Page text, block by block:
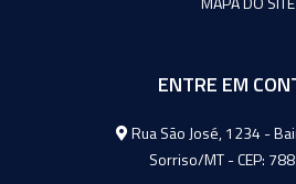
ENTRE EM
Rua São José, 1234 -
Sorriso/MT - CEP: